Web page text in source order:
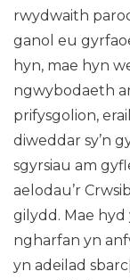
rwydwaith
ganol eu
hyn, mae hyn
ngwybodaeth
prifysgolion,
diweddar sy’n
sgyrsiau am
aelodau’r
gilydd. Mae
ngharfan yn
yn adeilad